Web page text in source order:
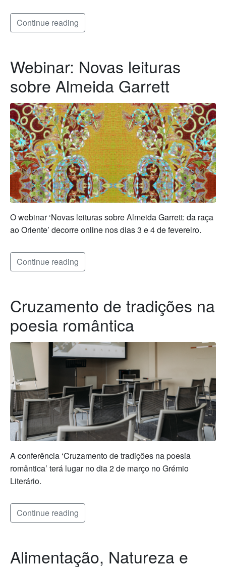
Continue reading
Webinar: Novas leituras
sobre Almeida Garrett
O webinar ‘Novas leituras sobre Almeida Garrett: da raça
ao Oriente’ decorre online nos dias 3 e 4 de fevereiro.
Continue reading
Cruzamento de tradições na
poesia romântica
A conferência ‘Cruzamento de tradições na poesia
romântica’ terá lugar no dia 2 de março no Grémio
Literário.
Continue reading
Alimentação, Natureza e